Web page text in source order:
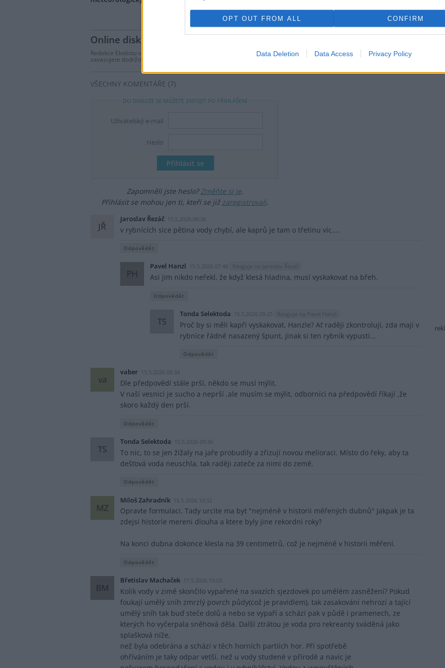
OPT OUT FROM ALL CONFIRM
Data Deletion Data Access Privacy Policy
Online diskuse
Redakce Ekolistu vítá čtenářské názory, komentáře a postřehy. Tím, že zde publikujete svůj příspěvek, se ale zároveň
zavazujete dodržovat
. V případě porušení si redakce vyhrazuje právo smazat diskusní příspěvěk
VŠECHNY KOMENTÁŘE (7)
DO DISKUZE SE MŮŽETE ZAPOJIT PO PŘIHLÁŠENÍ
Uživatelský e-mail
Heslo
Zapomněli jste heslo?Změňte si je.
Přihlásit se mohou jen ti, kteří se již zaregistrovali.
JŘ
Jaroslav Řezáč 15.5.2026 06:36
v rybnících sice pětina vody chybí, ale kaprů je tam o třetinu víc....
Odpovědět
PH
Pavel Hanzl 15.5.2026 07:48 Reaguje na Jaroslav Řezáč
Asi jim nikdo neřekl, že když klesá hladina, musí vyskakovat na břeh.
Odpovědět
TS
Tonda Selektoda 15.5.2026 09:25 Reaguje na Pavel Hanzl
Proč by si měli kapři vyskakovat, Hanzle? Ať raději zkontrolují, zda mají v
rybníce řádně nasazený špunt, jinak si ten rybník vypustí...
Odpovědět
va
vaber 15.5.2026 08:34
Dle předpovědí stále prší, někdo se musí mýlit.
V naší vesnici je sucho a neprší ,ale musím se mýlit, odborníci na předpovědí říkají ,že
skoro každý den prší.
Odpovědět
TS
Tonda Selektoda 15.5.2026 09:36
To nic, to se jen žížaly na jaře probudily a zřizují novou melioraci. Místo do řeky, aby ta
dešťová voda neuschla, tak raději zateče za nimi do země.
Odpovědět
MZ
Miloš Zahradník 15.5.2026 10:32
Opravte formulaci. Tady urcite ma byt "nejméně v historii měřených dubnů" Jakpak je ta
zdejsi historie mereni dlouha a ktere byly jine rekordni roky?
Na konci dubna dokonce klesla na 39 centimetrů, což je nejméně v historii měření.
Odpovědět
BM
Břetislav Machaček 17.5.2026 10:03
Kolik vody v zimě skončilo vypařené na svazích sjezdovek po umělém zasněžení? Pokud
foukají umělý sníh zmrzlý povrch půdy(což je pravidlem), tak zasakování nehrozí a tající
umělý sníh tak buď steče dolů a nebo se vypaří a schází pak v půdě i pramenech, ze
kterých ho vyčerpala sněhová děla. Další ztrátou je voda pro rekreanty sváděná jako
splašková níže,
než byla odebrána a schází v těch horních partiích hor. Při spotřebě
ohříváním je taky odpar vetší, než u vody studené v přírodě a navíc je